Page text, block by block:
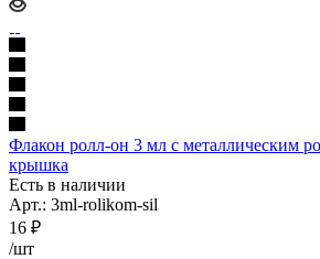
Флакон ролл-он 3 мл с металлическим
крышка
Есть в наличии
Арт.: 3ml-rolikom-sil
16 ₽
/шт